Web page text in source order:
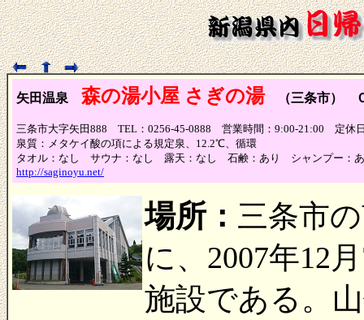
矢田温泉 森の湯小屋 さぎの湯（三条市）
三条市大字矢田888 TEL：0256-45-0888 営業時間：9:00-21:00 定休
泉質：メタケイ酸の項による規定泉、12.2℃、循環
タオル：なし サウナ：なし 露天：なし 石鹸：あり シャンプー：
http://saginoyu.net/
場所： 三条市
に、2007年12
施設である。